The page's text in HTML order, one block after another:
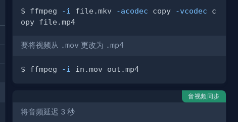
$ ffmpeg -i file.mkv -acodec copy -vcodec c
要将视频从 .mov 更改为 .mp4
$ ffmpeg -i
音视频同步
将音频延迟 3 秒